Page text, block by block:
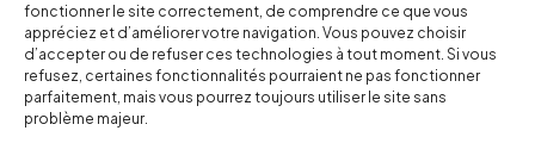
fonctionner le site correctement, de comprendre ce que vous
appréciez et d’améliorer votre navigation. Vous pouvez choisir
d’accepter ou de refuser ces technologies à tout moment. Si vous
refusez, certaines fonctionnalités pourraient ne pas fonctionner
parfaitement, mais vous pourrez toujours utiliser le site sans
problème majeur.
contact@popnbaby.com
+33 01 64 62 14 89
Follow us